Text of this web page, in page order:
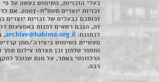
זכויות יוצרים
זכותכם כבעלים של זכויות יוצרים
זה, הנכם רשאים לפנות באמצעות
לכתובת: archive@habima.org.il
,
מעשיית השימוש ביצירה/מתן
ומספר טלפון וכן תצרפו צילום מסך
הרלוונטי באתר, על מנת שנוכל
רבה.